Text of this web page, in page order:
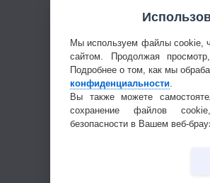
Мы используем файлы cookie,
сайтом. Продолжая
Подробнее о том, как мы
конфиденциальности
Вы также можете
сохранение файлов
безопасности в Вашем веб-